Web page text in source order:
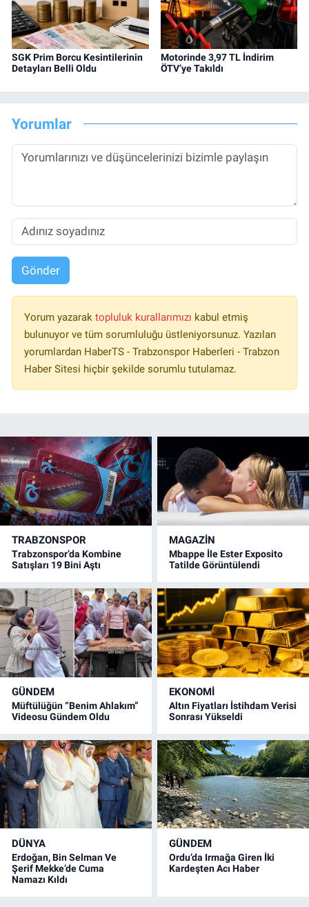
SGK Prim Borcu Kesintilerinin
Detayları Belli Oldu
Motorinde 3,97 TL İndirim
ÖTV’ye Takıldı
Yorumlar
Gönder
Yorum yazarak topluluk kurallarımızı kabul etmiş
bulunuyor ve tüm sorumluluğu üstleniyorsunuz. Yazılan
yorumlardan HaberTS - Trabzonspor Haberleri - Trabzon
Haber Sitesi hiçbir şekilde sorumlu tutulamaz.
TRABZONSPOR
Trabzonspor’da Kombine
Satışları 19 Bini Aştı
MAGAZİN
Mbappe İle Ester Exposito
Tatilde Görüntülendi
GÜNDEM
Müftülüğün “Benim Ahlakım”
Videosu Gündem Oldu
EKONOMİ
Altın Fiyatları İstihdam Verisi
Sonrası Yükseldi
DÜNYA
Erdoğan, Bin Selman Ve
Şerif Mekke’de Cuma
Namazı Kıldı
GÜNDEM
Ordu’da Irmağa Giren İki
Kardeşten Acı Haber